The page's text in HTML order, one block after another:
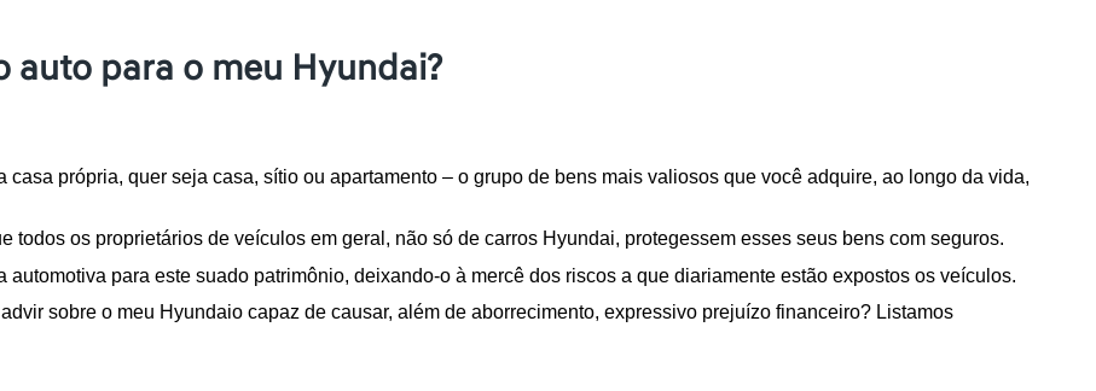
auto para o meu Hyundai?
própria, quer seja casa, sítio ou apartamento – o grupo de bens mais valiosos que você adquire, ao longo da vida,
todos os proprietários de veículos em geral, não só de carros Hyundai, protegessem esses seus bens com seguros.
automotiva para este suado patrimônio, deixando-o à mercê dos riscos a que diariamente estão expostos os veículos.
sobre o meu Hyundaio capaz de causar, além de aborrecimento, expressivo prejuízo financeiro? Listamos